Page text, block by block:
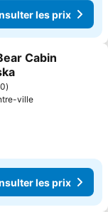
les prix
favoris
Cabin
ville
les prix